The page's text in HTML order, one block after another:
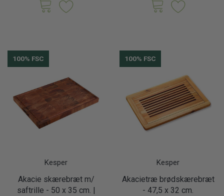
100% FSC
Kesper
Akacie skærebræt m/
saftrille - 50 x 35 cm. |
100% FSC
Kesper
Akacietræ brødskærebræt
- 47,5 x 32 cm.